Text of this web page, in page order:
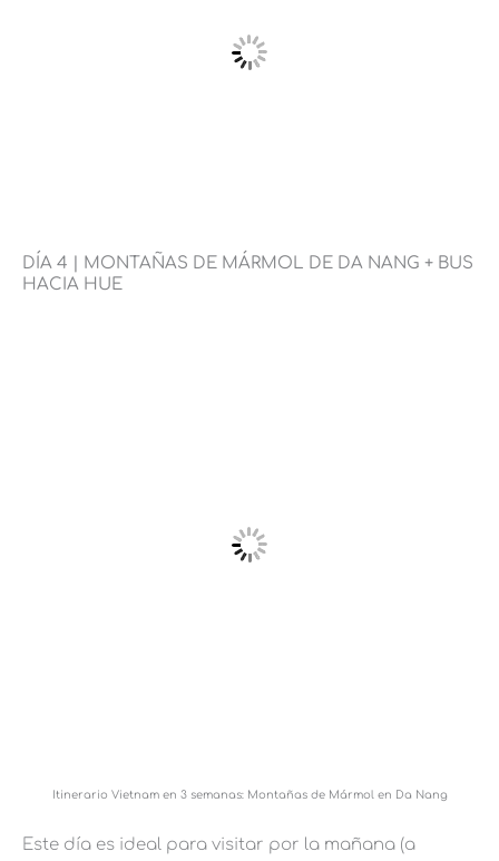
DÍA 4 | MONTAÑAS DE MÁRMOL DE DA NANG + BUS
HACIA HUE
Itinerario Vietnam en 3 semanas: Montañas de Mármol en Da Nang
Este día es ideal para visitar por la mañana (a